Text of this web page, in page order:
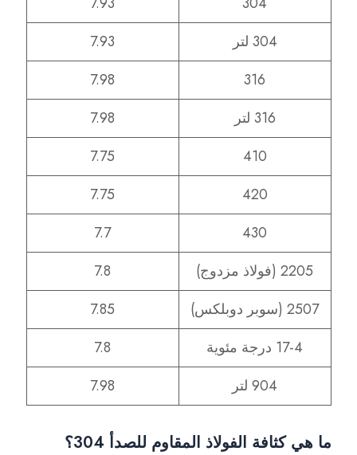
304 لتر
7.93
316
7.98
316 لتر
7.98
410
7.75
420
7.75
430
7.7
2205 (فولاذ مزدوج)
7.8
2507 (سوبر دوبلكس)
7.85
17-4 درجة مئوية
7.8
904 لتر
7.98
ما هي كثافة الفولاذ المقاوم للصدأ 304؟